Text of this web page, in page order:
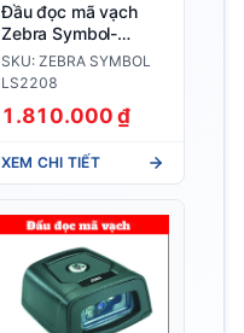
Đầu đọc mã vạch
Zebra Symbol-
LS2208
SKU: ZEBRA SYMBOL
LS2208
1.810.000 ₫
XEM CHI TIẾT